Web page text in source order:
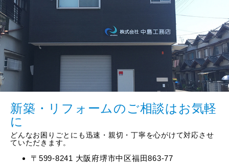
新築・リフォームのご相談はお気軽
に
どんなお困りごとにも迅速・親切・丁寧を心がけて対応させ
ていただきます。
〒599-8241 大阪府堺市中区福田863-77